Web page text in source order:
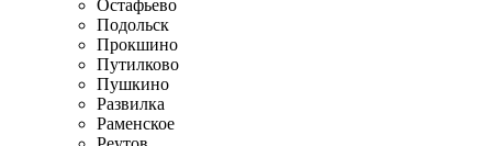
Остафьево
Подольск
Прокшино
Путилково
Пушкино
Развилка
Раменское